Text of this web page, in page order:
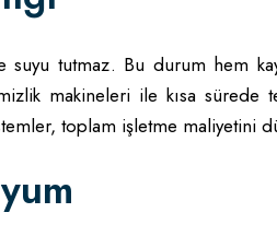
suyu tutmaz. Bu durum hem
makineleri ile kısa sürede
toplam işletme maliyetini